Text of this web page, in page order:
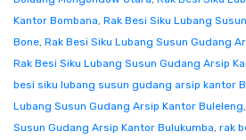
Kantor Bombana, Rak Besi Siku Lubang
Bone, Rak Besi Siku Lubang Susun Gudang
Rak Besi Siku Lubang Susun Gudang Arsip
besi siku lubang susun gudang arsip kantor
Lubang Susun Gudang Arsip Kantor Buleleng,
Susun Gudang Arsip Kantor Bulukumba, rak